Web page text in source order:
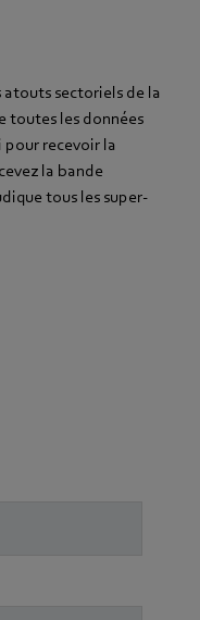
atouts sectoriels de la
toutes les données
pour recevoir la
la bande
tous les super-